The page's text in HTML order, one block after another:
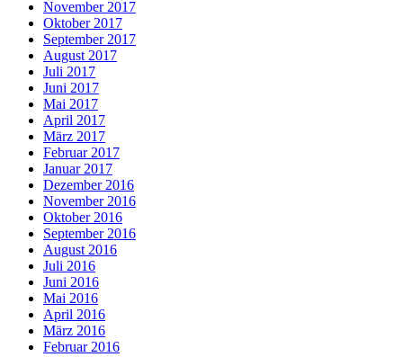
November 2017
Oktober 2017
September 2017
August 2017
Juli 2017
Juni 2017
Mai 2017
April 2017
März 2017
Februar 2017
Januar 2017
Dezember 2016
November 2016
Oktober 2016
September 2016
August 2016
Juli 2016
Juni 2016
Mai 2016
April 2016
März 2016
Februar 2016